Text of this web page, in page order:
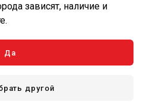
топлива.
моно
зависят, наличие и
Да
другой